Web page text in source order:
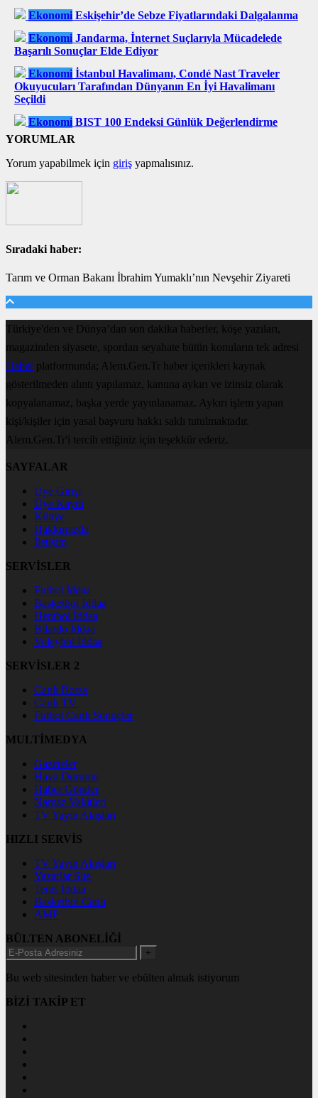
Ekonomi Eskişehir’de Sebze Fiyatlarındaki Dalgalanma
Ekonomi Jandarma, İnternet Suçlarıyla Mücadelede
Başarılı Sonuçlar Elde Ediyor
Ekonomi İstanbul Havalimanı, Condé Nast Traveler
Okuyucuları Tarafından Dünyanın En İyi Havalimanı
Seçildi
Ekonomi BIST 100 Endeksi Günlük Değerlendirme
YORUMLAR
Yorum yapabilmek için giriş yapmalısınız.
Sıradaki haber:
Tarım ve Orman Bakanı İbrahim Yumaklı’nın Nevşehir Ziyareti
Türkiye'den ve Dünya’dan son dakika haberler, köşe yazıları,
magazinden siyasete, spordan seyahate bütün konuların tek adresi
Haberplatformunda; Alem.Gen.Tr haber içerikleri kaynak
gösterilmeden alıntı yapılamaz, kanuna aykırı ve izinsiz olarak
kopyalanamaz, başka yerde yayınlanamaz. Aykırı işlem yapan
kişi/kişiler için yasal başvuru hakkı saklı tutulmaktadır.
Alem.Gen.Tr'i tercih ettiğiniz için teşekkür ederiz.
SAYFALAR
Üye Girişi
Üye Kaydı
Künye
Hakkımızda
İletişim
SERVİSLER
Futbol İddaa
Basketbol İddaa
Hentbol İddaa
Bilardo İddaa
Voleybol İddaa
SERVİSLER 2
Canlı Borsa
Canlı TV
Futbol Canlı Sonuçlar
MULTİMEDYA
Gazeteler
Hava Durumu
Haber Gönder
Namaz Vakitleri
TV Yayın Akışları
HIZLI SERVİS
TV Yayın Akışları
Yazarlar Site
Tenis İddaa
Basketbol Canlı
AMP
BÜLTEN ABONELİĞİ
+
Bu web sitesinden haber ve ebülten almak istiyorum
BİZİ TAKİP ET